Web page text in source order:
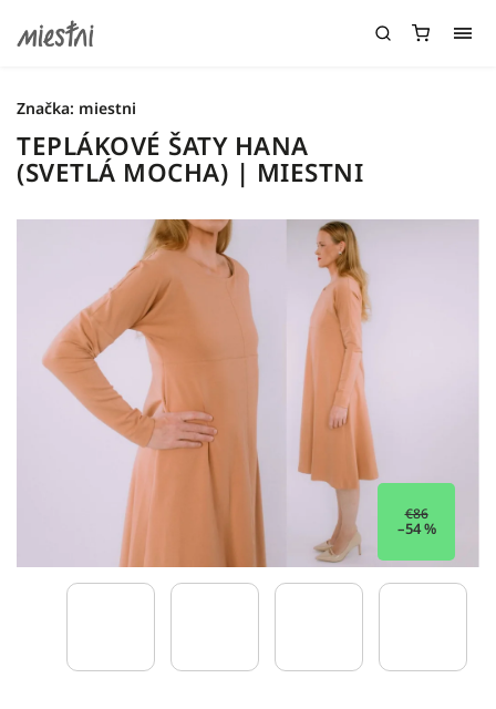
TEPLÁKOVÉ ŠATY HANA
(SVETLÁ MOCHA) | MIESTNI
€86
–54 %
Značka: miestni